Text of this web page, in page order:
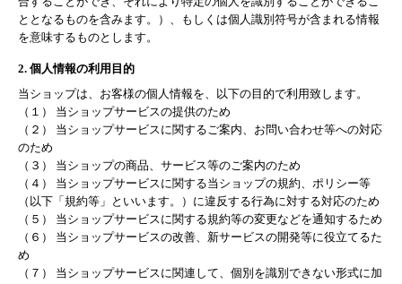
ととなるものを含みます。）、もしくは個人識別符号が含まれる情報
を意味するものとします。
2. 個人情報の利用目的
当ショップは、お客様の個人情報を、以下の目的で利用致します。
（１） 当ショップサービスの提供のため
（２） 当ショップサービスに関するご案内、お問い合わせ等への対応
のため
（３） 当ショップの商品、サービス等のご案内のため
（４） 当ショップサービスに関する当ショップの規約、ポリシー等
（以下「規約等」といいます。）に違反する行為に対する対応のため
（５） 当ショップサービスに関する規約等の変更などを通知するため
（６） 当ショップサービスの改善、新サービスの開発等に役立てるた
め
（７） 当ショップサービスに関連して、個別を識別できない形式に加